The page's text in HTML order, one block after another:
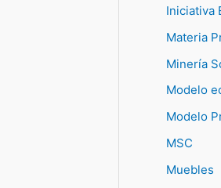
Iniciativa
Materia
Minería
Modelo
Modelo
MSC
Muebles